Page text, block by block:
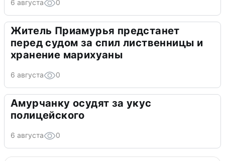
6 августа 0
Житель Приамурья предстанет
перед судом за спил лиственницы и
хранение марихуаны
6 августа 0
Амурчанку осудят за укус
полицейского
6 августа 0